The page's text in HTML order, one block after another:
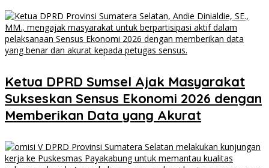
Ketua DPRD Sumsel Ajak Masyarakat
Sukseskan Sensus Ekonomi 2026 dengan
Memberikan Data yang Akurat